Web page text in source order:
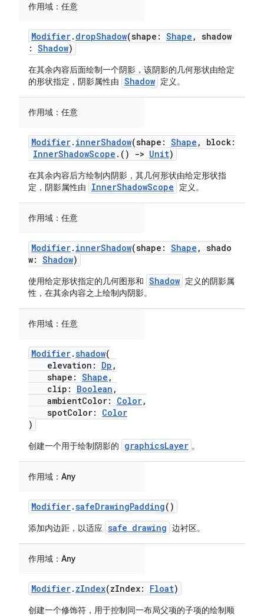
作用域： 任意
Modifier. dropShadow(shape: Shape , shadow
: Shadow)
在其余内容后面绘制一个阴影，该阴影的几何形状由给定
的形状指定，阴影属性由 Shadow 定义。
作用域： 任意
Modifier. innerShadow(shape: Shape , block:
InnerShadowScope .() -> Unit)
在其余内容后方绘制内阴影，其几何形状由给定形状指
定，阴影属性由
InnerShadowScope 定义。
作用域： 任意
Modifier. innerShadow(shape: Shape , shado
w: Shadow)
使用给定形状指定的几何图形和 Shadow 定义的阴影属
性，在其余内容之上绘制内阴影。
作用域： 任意
Modifier.shadow(
elevation: Dp ,
shape: Shape ,
clip: Boolean ,
ambientColor: Color,
spotColor: Color
)
创建一个用于绘制阴影的 graphicsLayer 。
作用域： Any
Modifier.safeDrawingPadding()
添加内边距，以适应 safe drawing 边衬区。
作用域： Any
Modifier. zIndex(zIndex: Float)
创建一个修饰符，用于控制同一布局父项的子项的绘制顺